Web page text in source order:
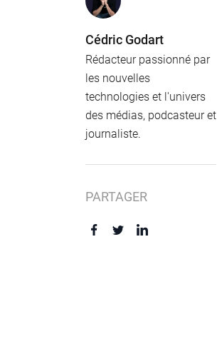
Cédric Godart
Rédacteur passionné par
les nouvelles
technologies et l'univers
des médias, podcasteur et
journaliste.
PARTAGER